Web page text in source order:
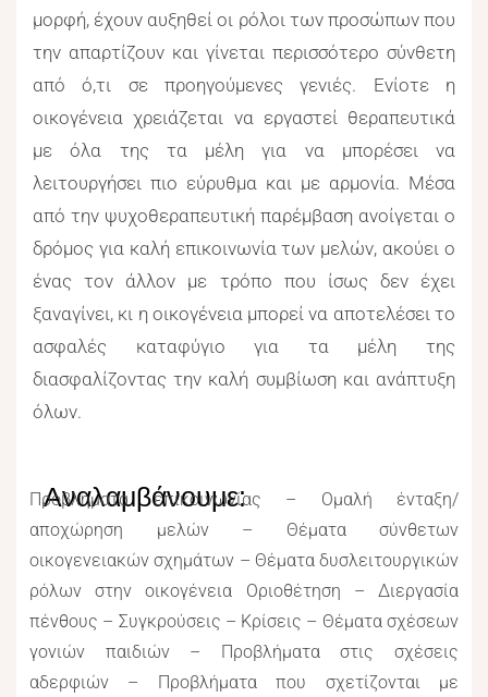
μορφή, έχουν αυξηθεί οι ρόλοι των προσώπων που
την απαρτίζουν και γίνεται περισσότερο σύνθετη
από ό,τι σε προηγούμενες γενιές. Ενίοτε η
οικογένεια χρειάζεται να εργαστεί θεραπευτικά
με όλα της τα μέλη για να μπορέσει να
λειτουργήσει πιο εύρυθμα και με αρμονία. Μέσα
από την ψυχοθεραπευτική παρέμβαση ανοίγεται ο
δρόμος για καλή επικοινωνία των μελών, ακούει ο
ένας τον άλλον με τρόπο που ίσως δεν έχει
ξαναγίνει, κι η οικογένεια μπορεί να αποτελέσει το
ασφαλές καταφύγιο για τα μέλη της
διασφαλίζοντας την καλή συμβίωση και ανάπτυξη
όλων.
Αναλαμβάνουμε:
Προβλήματα επικοινωνίας – Ομαλή ένταξη/
αποχώρηση μελών – Θέματα σύνθετων
οικογενειακών σχημάτων – Θέματα δυσλειτουργικών
ρόλων στην οικογένεια Οριοθέτηση – Διεργασία
πένθους – Συγκρούσεις – Κρίσεις – Θέματα σχέσεων
γονιών παιδιών – Προβλήματα στις σχέσεις
αδερφιών – Προβλήματα που σχετίζονται με